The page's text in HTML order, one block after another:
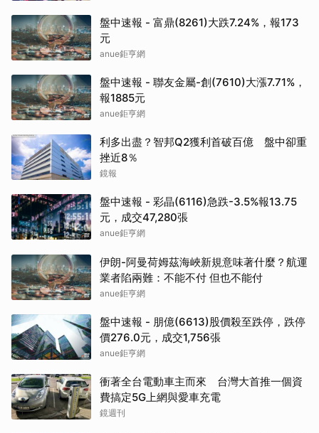
盤中速報 - 富鼎(8261)大跌7.24%，報173
元
anue鉅亨網
盤中速報 - 聯友金屬-創(7610)大漲7.71%，
報1885元
anue鉅亨網
利多出盡？智邦Q2獲利首破百億 盤中卻重
挫近8％
鏡報
盤中速報 - 彩晶(6116)急跌-3.5%報13.75
元，成交47,280張
anue鉅亨網
伊朗-阿曼荷姆茲海峽新規意味著什麼？航運
業者陷兩難：不能不付 但也不能付
anue鉅亨網
盤中速報 - 朋億(6613)股價殺至跌停，跌停
價276.0元，成交1,756張
anue鉅亨網
衝著全台電動車主而來 台灣大首推一個資
費搞定5G上網與愛車充電
鏡週刊